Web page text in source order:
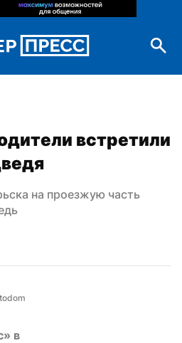
встретили
на проезжую часть
в